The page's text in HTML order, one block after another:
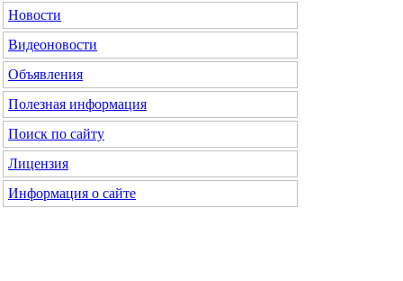
Новости
Видеоновости
Объявления
Полезная информация
Поиск по сайту
Лицензия
Информация о сайте